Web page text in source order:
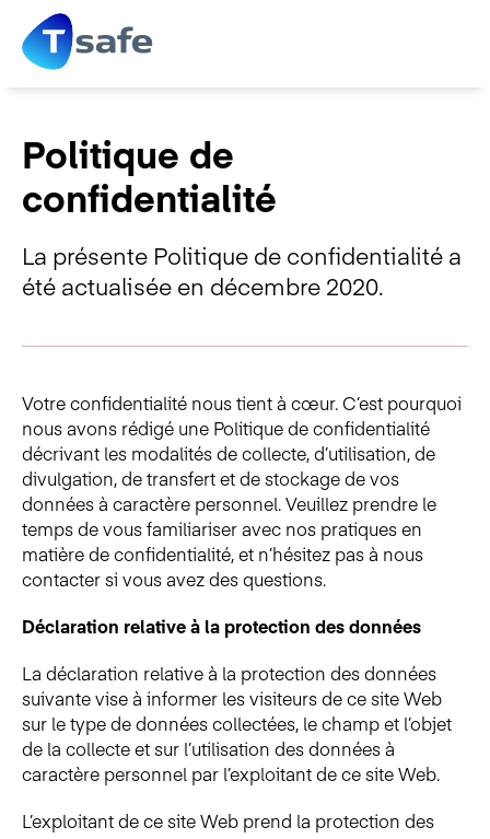
Politique de
confidentialité
La présente Politique de confidentialité a
été actualisée en décembre 2020.
Votre confidentialité nous tient à cœur. C’est pourquoi
nous avons rédigé une Politique de confidentialité
décrivant les modalités de collecte, d’utilisation, de
divulgation, de transfert et de stockage de vos
données à caractère personnel. Veuillez prendre le
temps de vous familiariser avec nos pratiques en
matière de confidentialité, et n’hésitez pas à nous
contacter si vous avez des questions.
Déclaration relative à la protection des données
La déclaration relative à la protection des données
suivante vise à informer les visiteurs de ce site Web
sur le type de données collectées, le champ et l’objet
de la collecte et sur l’utilisation des données à
caractère personnel par l’exploitant de ce site Web.
L’exploitant de ce site Web prend la protection des